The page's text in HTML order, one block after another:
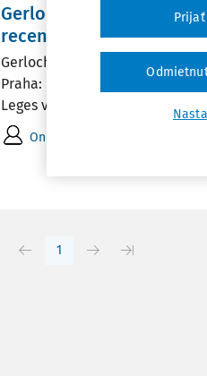
Gerloch, A., Beran, K. a
recentním právu. Praha:
Gerloch, A., Beran, K. a kol.,
Praha: Nakladatelství Leges,
Leges vyšla koncem...
Ondřej Urban
1